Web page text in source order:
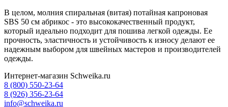
В целом, молния спиральная (витая) потайная капроновая
SBS 50 см абрикос - это высококачественный продукт,
который идеально подходит для пошива легкой одежды. Ее
прочность, эластичность и устойчивость к износу делают ее
надежным выбором для швейных мастеров и производителей
одежды.
Интернет-магазин Schweika.ru
8 (800) 550-23-64
8 (926) 356-23-64
info@schweika.ru